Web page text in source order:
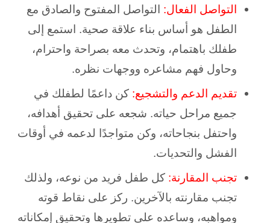
التواصل الفعال: التواصل المفتوح والصادق مع
الطفل هو أساس بناء علاقة صحية. استمع إلى
طفلك باهتمام، وتحدث معه بصراحة واحترام،
وحاول فهم مشاعره ووجهات نظره.
تقديم الدعم والتشجيع: كن داعمًا لطفلك في
جميع مراحل حياته. شجعه على تحقيق أهدافه،
واحتفل بنجاحاته، وكن متواجدًا لدعمه في أوقات
الفشل والتحديات.
تجنب المقارنة: كل طفل فريد من نوعه، ولذلك
تجنب مقارنته بالآخرين. ركز على نقاط قوته
ومواهبه، وساعده على تطويرها وتحقيق إمكاناته